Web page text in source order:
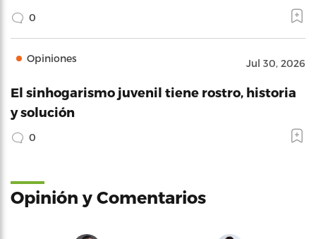
0
Opiniones Jul 30, 2026
El sinhogarismo juvenil tiene rostro, historia
y solución
0
Opinión y Comentarios